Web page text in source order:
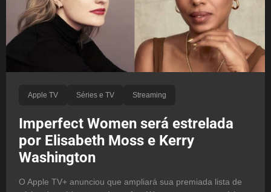
Apple TV Séries e TV Streaming
Imperfect Women será estrelada
por Elisabeth Moss e Kerry
Washington
O Apple TV+ anunciou que ampliará sua premiada lista de